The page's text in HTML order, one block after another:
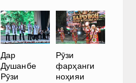
Дар
Душанбе
Рӯзи
Рӯзи
фарҳанги
ноҳияи